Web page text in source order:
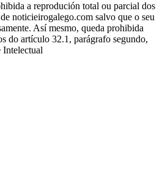
a reprodución total ou parcial dos
noticieirogalego.com salvo que o seu
Así mesmo, queda prohibida
do artículo 32.1, parágrafo segundo,
Intelectual